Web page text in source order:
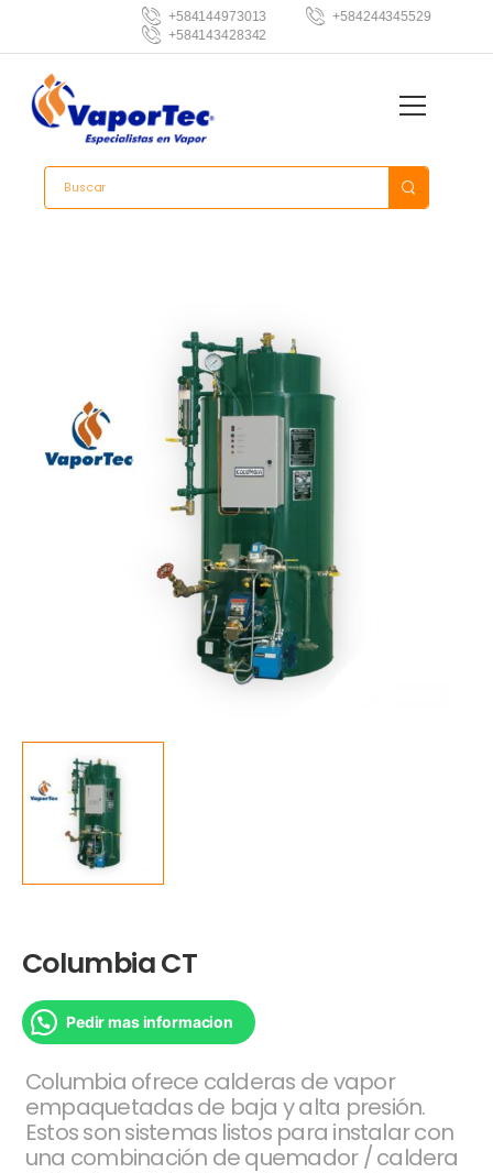
+584144973013
+584244345529
+584143428342
Columbia CT
Pedir mas informacion
Columbia ofrece calderas de vapor
empaquetadas de baja y alta presión.
Estos son sistemas listos para instalar con
una combinación de quemador / caldera